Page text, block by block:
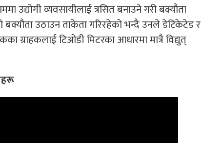
उद्योगी व्यवसायीलाई त्रसित बनाउने गरी बक्यौता
बक्यौता उठाउन ताकेता गरिरहेको भन्दै उनले डेटिकेटेड र
ग्राहकलाई टिओडी मिटरका आधारमा मात्रै विद्युत्